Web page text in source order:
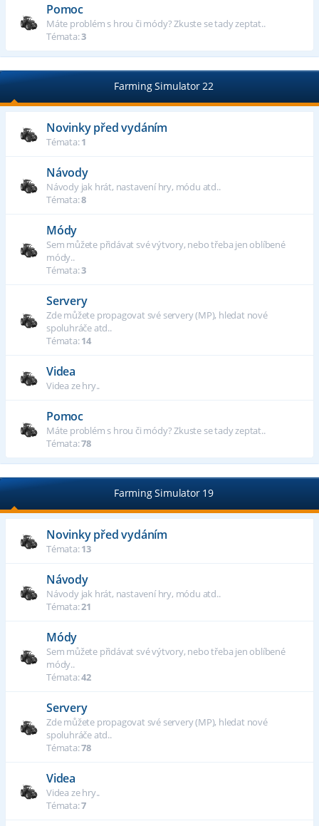
Pomoc
Máte problém s hrou či módy? Zkuste se tady zeptat..
Témata:3
Farming Simulator 22
Novinky před vydáním
Témata:1
Návody
Návody jak hrát, nastavení hry, módu atd..
Témata:8
Módy
Sem můžete přidávat své výtvory, nebo třeba jen oblíbené
módy..
Témata:3
Servery
Zde můžete propagovat své servery (MP), hledat nové
spoluhráče atd..
Témata:14
Videa
Videa ze hry..
Pomoc
Máte problém s hrou či módy? Zkuste se tady zeptat..
Témata:78
Farming Simulator 19
Novinky před vydáním
Témata:13
Návody
Návody jak hrát, nastavení hry, módu atd..
Témata:21
Módy
Sem můžete přidávat své výtvory, nebo třeba jen oblíbené
módy..
Témata:42
Servery
Zde můžete propagovat své servery (MP), hledat nové
spoluhráče atd..
Témata:78
Videa
Videa ze hry..
Témata:7